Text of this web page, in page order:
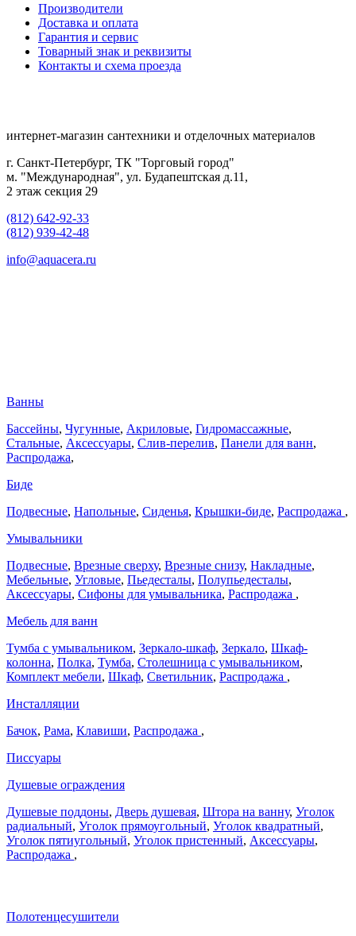
Производители
Доставка и оплата
Гарантия и сервис
Товарный знак и реквизиты
Контакты и схема проезда
интернет-магазин сантехники и отделочных материалов
г. Санкт-Петербург, ТК "Торговый город"
м. "Международная", ул. Будапештская д.11,
2 этаж секция 29
(812) 642-92-33
(812) 939-42-48
info@aquacera.ru
Ванны
Бассейны, Чугунные, Акриловые, Гидромассажные,
Стальные, Аксессуары, Слив-перелив, Панели для ванн,
Распродажа,
Биде
Подвесные, Напольные, Сиденья, Крышки-биде, Распродажа ,
Умывальники
Подвесные, Врезные сверху, Врезные снизу, Накладные,
Мебельные, Угловые, Пьедесталы, Полупьедесталы,
Аксессуары, Сифоны для умывальника, Распродажа ,
Мебель для ванн
Тумба с умывальником, Зеркало-шкаф, Зеркало, Шкаф-
колонна, Полка, Тумба, Столешница с умывальником,
Комплект мебели, Шкаф, Светильник, Распродажа ,
Инсталляции
Бачок, Рама, Клавиши, Распродажа ,
Писсуары
Душевые ограждения
Душевые поддоны, Дверь душевая, Штора на ванну, Уголок
радиальный, Уголок прямоугольный, Уголок квадратный,
Уголок пятиугольный, Уголок пристенный, Аксессуары,
Распродажа ,
Полотенцесушители